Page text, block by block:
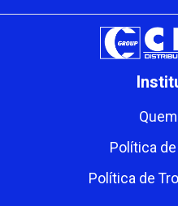
Política
Política de